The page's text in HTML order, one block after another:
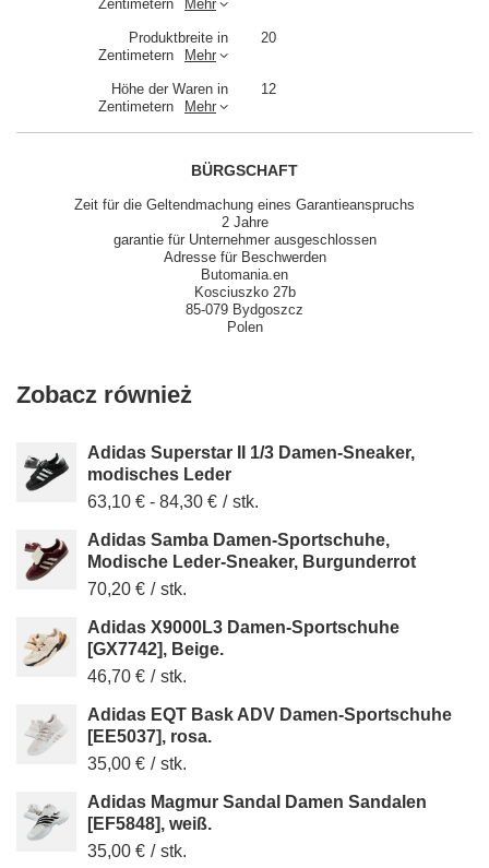
Zentimetern Mehr
Produktbreite in
Zentimetern
Mehr
20
Höhe der Waren in
Zentimetern
Mehr
12
BÜRGSCHAFT
Zeit für die Geltendmachung eines Garantieanspruchs
2 Jahre
garantie für Unternehmer ausgeschlossen
Adresse für Beschwerden
Butomania.en
Kosciuszko 27b
85-079 Bydgoszcz
Polen
Zobacz również
Adidas Superstar II 1/3 Damen-Sneaker,
modisches Leder
63,10 € - 84,30 € / stk.
Adidas Samba Damen-Sportschuhe,
Modische Leder-Sneaker, Burgunderrot
70,20 € / stk.
Adidas X9000L3 Damen-Sportschuhe
[GX7742], Beige.
46,70 € / stk.
Adidas EQT Bask ADV Damen-Sportschuhe
[EE5037], rosa.
35,00 € / stk.
Adidas Magmur Sandal Damen Sandalen
[EF5848], weiß.
35,00 € / stk.